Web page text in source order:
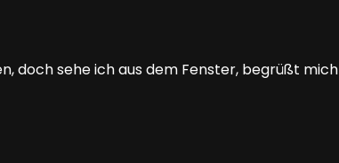
doch sehe ich aus dem Fenster, begrüßt mich